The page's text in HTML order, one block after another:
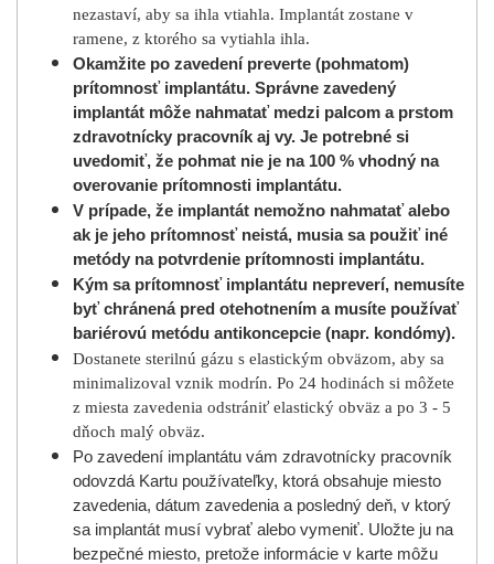
nezastaví, aby sa ihla vtiahla. Implantát zostane v
ramene, z ktorého sa vytiahla ihla.
Okamžite po zavedení preverte (pohmatom)
prítomnosť implantátu. Správne zavedený
implantát môže nahmatať medzi palcom a prstom
zdravotnícky pracovník aj vy. Je potrebné si
uvedomiť, že pohmat nie je na 100 % vhodný na
overovanie prítomnosti implantátu.
V prípade, že implantát nemožno nahmatať alebo
ak je jeho prítomnosť neistá, musia sa použiť iné
metódy na potvrdenie prítomnosti implantátu.
Kým sa prítomnosť implantátu nepreverí, nemusíte
byť chránená pred otehotnením a musíte používať
bariérovú metódu antikoncepcie (napr. kondómy).
Dostanete sterilnú gázu s elastickým obväzom, aby sa
minimalizoval vznik modrín. Po 24 hodinách si môžete
z miesta zavedenia odstrániť elastický obväz a po 3 - 5
dňoch malý obväz.
Po zavedení implantátu vám zdravotnícky pracovník
odovzdá Kartu používateľky, ktorá obsahuje miesto
zavedenia, dátum zavedenia a posledný deň, v ktorý
sa implantát musí vybrať alebo vymeniť. Uložte ju na
bezpečné miesto, pretože informácie v karte môžu